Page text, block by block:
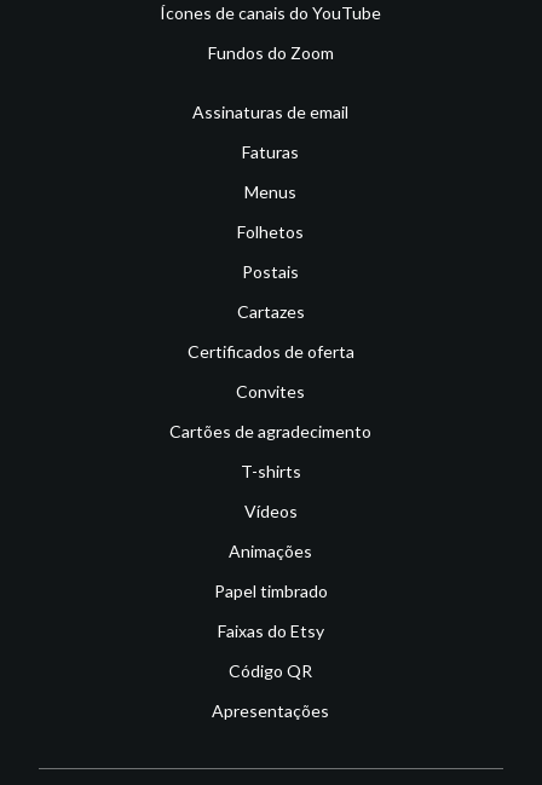
Ícones de canais do YouTube
Fundos do Zoom
Assinaturas de email
Faturas
Menus
Folhetos
Postais
Cartazes
Certificados de oferta
Convites
Cartões de agradecimento
T-shirts
Vídeos
Animações
Papel timbrado
Faixas do Etsy
Código QR
Apresentações